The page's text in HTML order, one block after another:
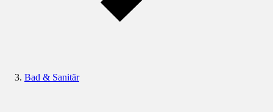
Bad & Sanitär